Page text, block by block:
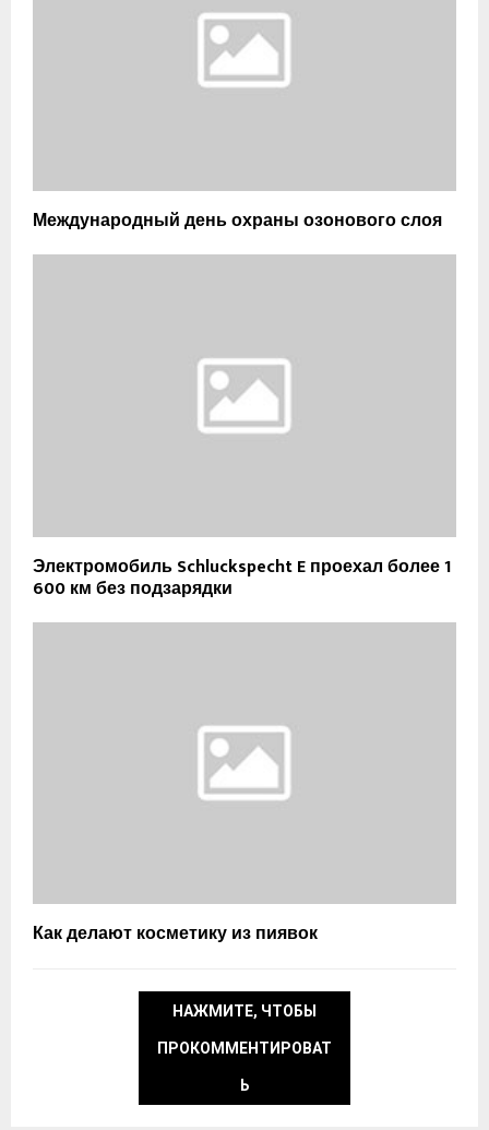
Международный день охраны озонового слоя
Электромобиль Schluckspecht E проехал более 1
600 км без подзарядки
Как делают косметику из пиявок
НАЖМИТЕ, ЧТОБЫ
ПРОКОММЕНТИРОВАТ
Ь